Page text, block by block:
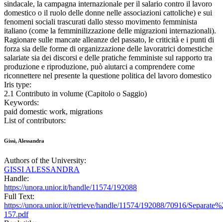
sindacale, la campagna internazionale per il salario contro il lavoro
domestico o il ruolo delle donne nelle associazioni cattoliche) e sui
fenomeni sociali trascurati dallo stesso movimento femminista
italiano (come la femminilizzazione delle migrazioni internazionali).
Ragionare sulle mancate alleanze del passato, le criticità e i punti di
forza sia delle forme di organizzazione delle lavoratrici domestiche
salariate sia dei discorsi e delle pratiche femministe sul rapporto tra
produzione e riproduzione, può aiutarci a comprendere come
riconnettere nel presente la questione politica del lavoro domestico
Iris type:
2.1 Contributo in volume (Capitolo o Saggio)
Keywords:
paid domestic work, migrations
List of contributors:
Gissi, Alessandra
Authors of the University:
GISSI ALESSANDRA
Handle:
https://unora.unior.it/handle/11574/192088
Full Text:
https://unora.unior.it//retrieve/handle/11574/192088/70916/
157.pdf